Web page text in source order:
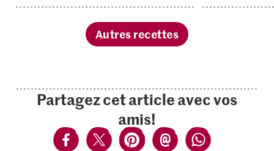
Autres recettes
Partagez cet article avec vos
amis!